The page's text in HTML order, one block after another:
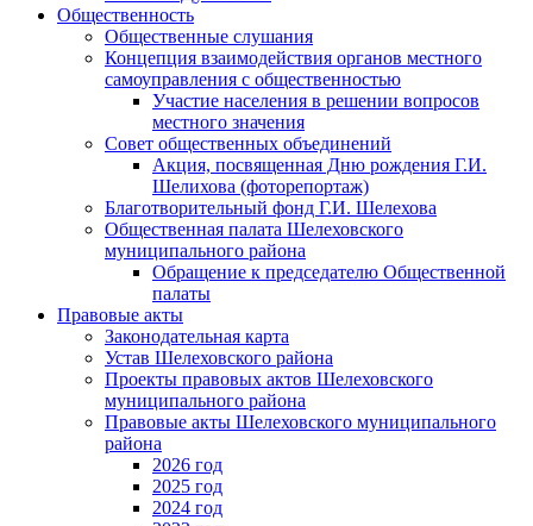
Общественность
Общественные слушания
Концепция взаимодействия органов местного
самоуправления с общественностью
Участие населения в решении вопросов
местного значения
Совет общественных объединений
Акция, посвященная Дню рождения Г.И.
Шелихова (фоторепортаж)
Благотворительный фонд Г.И. Шелехова
Общественная палата Шелеховского
муниципального района
Обращение к председателю Общественной
палаты
Правовые акты
Законодательная карта
Устав Шелеховского района
Проекты правовых актов Шелеховского
муниципального района
Правовые акты Шелеховского муниципального
района
2026 год
2025 год
2024 год